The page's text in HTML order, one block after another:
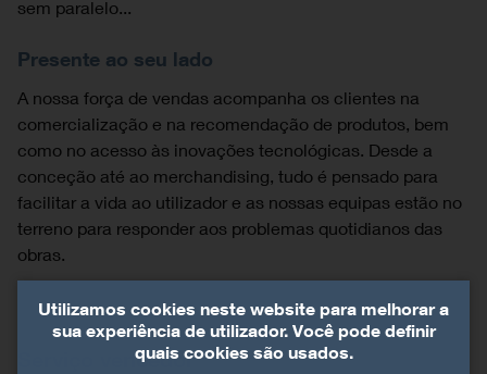
sem paralelo...
Presente ao seu lado
A nossa força de vendas acompanha os clientes na
comercialização e na recomendação de produtos, bem
como no acesso às inovações tecnológicas. Desde a
conceção até ao merchandising, tudo é pensado para
facilitar a vida ao utilizador e as nossas equipas estão no
terreno para responder aos problemas quotidianos das
obras.
Serviço vencedor
Utilizamos cookies neste website para melhorar a
sua experiência de utilizador. Você pode definir
quais cookies são usados.